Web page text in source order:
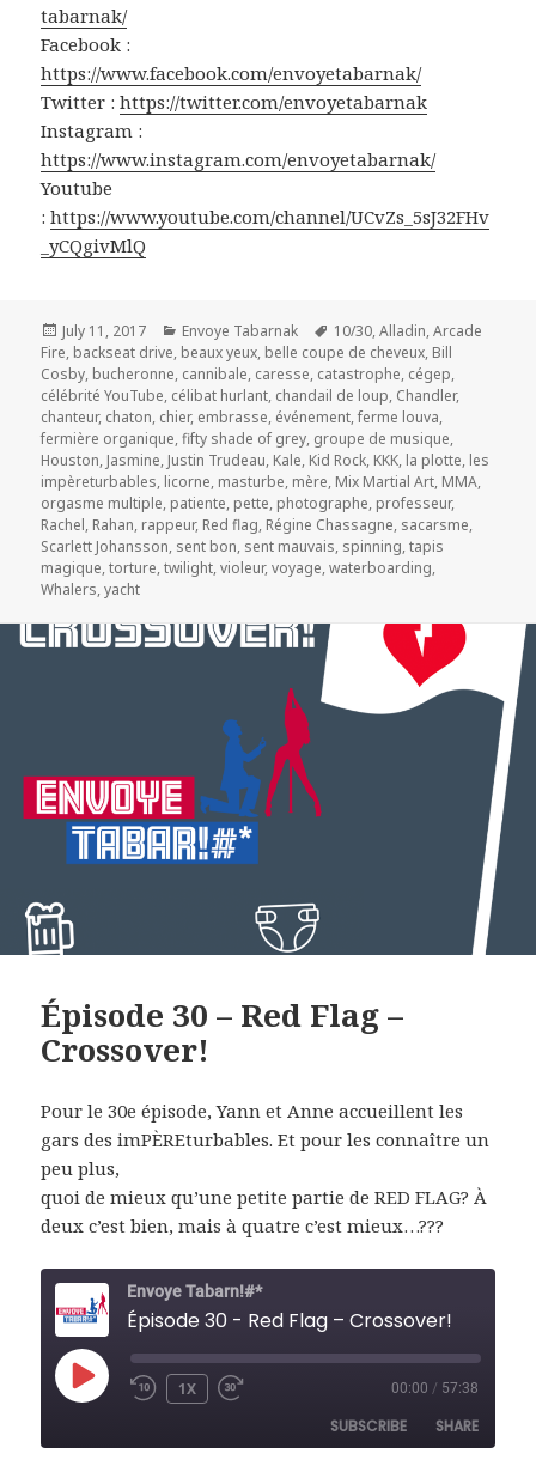
tabarnak/
Facebook :
https://www.facebook.com/envoyetabarnak/
Twitter :https://twitter.com/envoyetabarnak
Instagram :
https://www.instagram.com/envoyetabarnak/
Youtube
:https://www.youtube.com/channel/UCvZs_5sJ32FHv
_yCQgivMlQ
Posted
on
July 11, 2017 Categories
Envoye Tabarnak Tags
10/30,Alladin,Arcade
Fire, backseat drive, beaux yeux, belle coupe de cheveux, Bill
Cosby, bucheronne, cannibale, caresse, catastrophe, cégep,
célébrité YouTube, célibat hurlant, chandail de loup, Chandler,
chanteur, chaton, chier, embrasse, événement,ferme louva,
fermière organique,fifty shade of grey, groupe de musique,
Houston, Jasmine, Justin Trudeau, Kale, Kid Rock, KKK, la plotte, les
impèreturbables, licorne, masturbe, mère, Mix Martial Art, MMA,
orgasme multiple, patiente, pette, photographe, professeur,
Rachel, Rahan, rappeur, Red flag, Régine Chassagne, sacarsme,
Scarlett Johansson, sent bon, sent mauvais, spinning,tapis
magique,torture,twilight,violeur,voyage,waterboarding,
Whalers,yacht
Épisode 30 – Red Flag –
Crossover!
Pour le 30e épisode, Yann et Anne accueillent les
gars des imPÈREturbables. Et pour les connaître un
peu plus,
quoi de mieux qu’une petite partie de RED FLAG? À
deux c’est bien, mais à quatre c’est mieux…???
Envoye Tabarn!#*
Épisode 30 - Red Flag – Crossover!
PLAY
EPISODE REWIND
1X
FAST
00:00 / 57:38
SUBSCRIBE SHARE